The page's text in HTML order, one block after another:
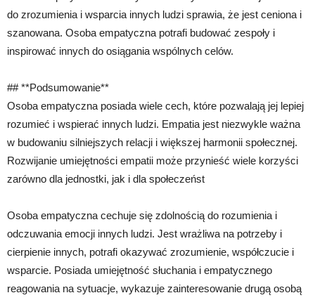
do zrozumienia i wsparcia innych ludzi sprawia, że jest ceniona i
szanowana. Osoba empatyczna potrafi budować zespoły i
inspirować innych do osiągania wspólnych celów.
## **Podsumowanie**
Osoba empatyczna posiada wiele cech, które pozwalają jej lepiej
rozumieć i wspierać innych ludzi. Empatia jest niezwykle ważna
w budowaniu silniejszych relacji i większej harmonii społecznej.
Rozwijanie umiejętności empatii może przynieść wiele korzyści
zarówno dla jednostki, jak i dla społeczeńst
Osoba empatyczna cechuje się zdolnością do rozumienia i
odczuwania emocji innych ludzi. Jest wrażliwa na potrzeby i
cierpienie innych, potrafi okazywać zrozumienie, współczucie i
wsparcie. Posiada umiejętność słuchania i empatycznego
reagowania na sytuacje, wykazuje zainteresowanie drugą osobą